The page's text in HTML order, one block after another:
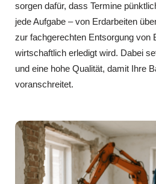
sorgen dafür, dass Termine
jede Aufgabe – von Erdarbeiten
zur fachgerechten Entsorgung von
wirtschaftlich erledigt wird. Dabei
und eine hohe Qualität, damit Ihre
voranschreitet.